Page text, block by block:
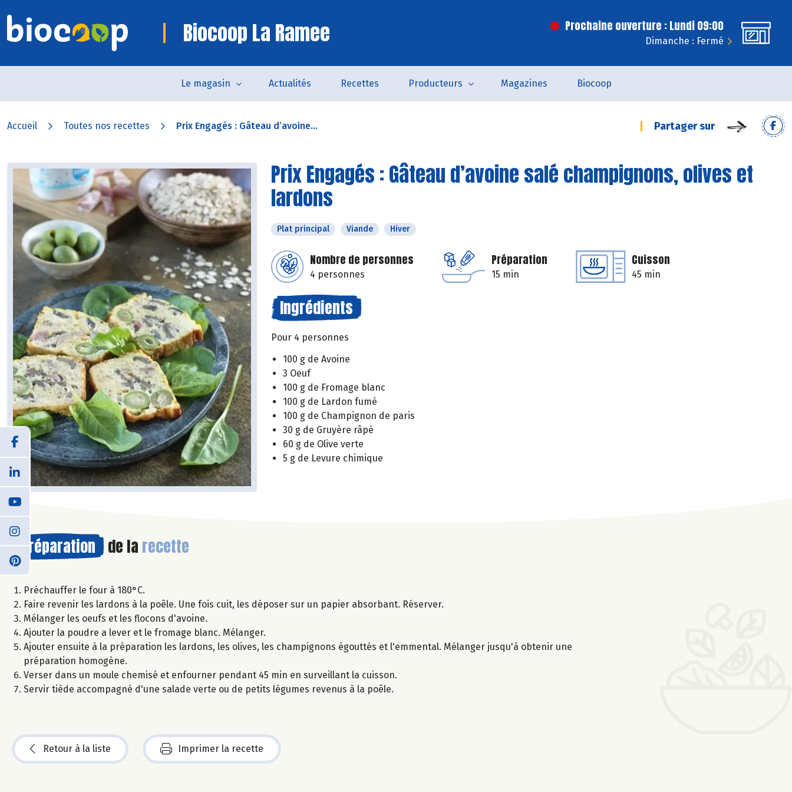
Biocoop La Ramee Prochaine ouverture : Lundi 09:00
Dimanche : Fermé
Le magasin Actualités Recettes Producteurs Magazines Biocoop
Accueil Toutes nos recettes Prix Engagés : Gâteau d’avoine... Partager sur
Prix Engagés : Gâteau d’avoine salé champignons, olives et
lardons
Plat principal Viande Hiver
Nombre de personnes
4 personnes
Préparation
15 min
Cuisson
45 min
Ingrédients
Pour 4 personnes
100 g de Avoine
3 Oeuf
100 g de Fromage blanc
100 g de Lardon fumé
100 g de Champignon de paris
30 g de Gruyère râpé
60 g de Olive verte
5 g de Levure chimique
Préparation de la recette
Préchauffer le four à 180°C.
Faire revenir les lardons à la poêle. Une fois cuit, les déposer sur un papier absorbant. Réserver.
Mélanger les oeufs et les flocons d'avoine.
Ajouter la poudre a lever et le fromage blanc. Mélanger.
Ajouter ensuite à la préparation les lardons, les olives, les champignons égouttés et l'emmental. Mélanger jusqu'à obtenir une
préparation homogène.
Verser dans un moule chemisé et enfourner pendant 45 min en surveillant la cuisson.
Servir tiède accompagné d'une salade verte ou de petits légumes revenus à la poêle.
Retour à la liste Imprimer la recette